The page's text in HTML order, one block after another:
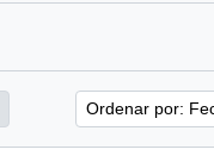
Ordenar por: